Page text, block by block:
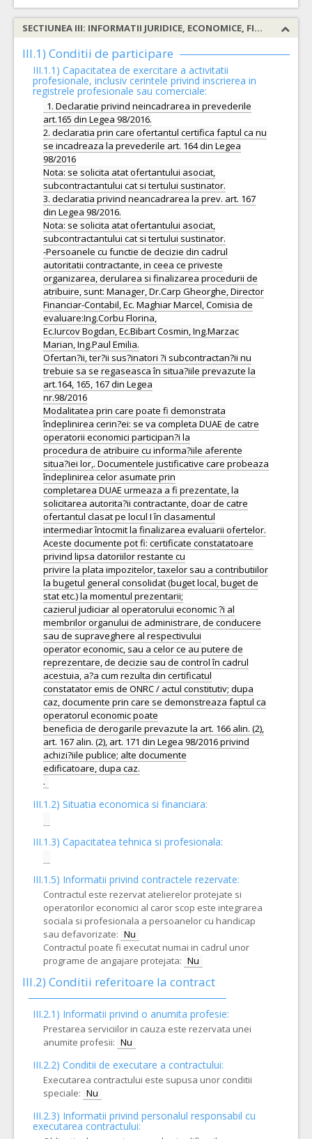
SECTIUNEA III: INFORMATII JURIDICE, ECONOMICE, FINANCIARE SI TEHNICE
III.1) Conditii de participare
III.1.1) Capacitatea de exercitare a activitatii
profesionale, inclusiv cerintele privind inscrierea in
registrele profesionale sau comerciale:
1. Declaratie privind neincadrarea in prevederile
art.165 din Legea 98/2016.
2. declaratia prin care ofertantul certifica faptul ca nu
se incadreaza la prevederile art. 164 din Legea
98/2016
Nota: se solicita atat ofertantului asociat,
subcontractantului cat si tertului sustinator.
3. declaratia privind neancadrarea la prev. art. 167
din Legea 98/2016.
Nota: se solicita atat ofertantului asociat,
subcontractantului cat si tertului sustinator.
-Persoanele cu functie de decizie din cadrul
autoritatii contractante, in ceea ce priveste
organizarea, derularea si finalizarea procedurii de
atribuire, sunt: Manager, Dr.Carp Gheorghe, Director
Financiar-Contabil, Ec. Maghiar Marcel, Comisia de
evaluare:Ing.Corbu Florina,
Ec.Iurcov Bogdan, Ec.Bibart Cosmin, Ing.Marzac
Marian, Ing.Paul Emilia.
Ofertan?ii, ter?ii sus?inatori ?i subcontractan?ii nu
trebuie sa se regaseasca în situa?iile prevazute la
art.164, 165, 167 din Legea
nr.98/2016
Modalitatea prin care poate fi demonstrata
îndeplinirea cerin?ei: se va completa DUAE de catre
operatorii economici participan?i la
procedura de atribuire cu informa?iile aferente
situa?iei lor,. Documentele justificative care probeaza
îndeplinirea celor asumate prin
completarea DUAE urmeaza a fi prezentate, la
solicitarea autorita?ii contractante, doar de catre
ofertantul clasat pe locul I în clasamentul
intermediar întocmit la finalizarea evaluarii ofertelor.
Aceste documente pot fi: certificate constatatoare
privind lipsa datoriilor restante cu
privire la plata impozitelor, taxelor sau a contributiilor
la bugetul general consolidat (buget local, buget de
stat etc.) la momentul prezentarii;
cazierul judiciar al operatorului economic ?i al
membrilor organului de administrare, de conducere
sau de supraveghere al respectivului
operator economic, sau a celor ce au putere de
reprezentare, de decizie sau de control în cadrul
acestuia, a?a cum rezulta din certificatul
constatator emis de ONRC / actul constitutiv; dupa
caz, documente prin care se demonstreaza faptul ca
operatorul economic poate
beneficia de derogarile prevazute la art. 166 alin. (2),
art. 167 alin. (2), art. 171 din Legea 98/2016 privind
achizi?iile publice; alte documente
edificatoare, dupa caz.
III.1.2) Situatia economica si financiara:
III.1.3) Capacitatea tehnica si profesionala:
III.1.5) Informatii privind contractele rezervate:
Contractul este rezervat atelierelor protejate si
operatorilor economici al caror scop este integrarea
sociala si profesionala a persoanelor cu handicap
sau defavorizate: Nu
Contractul poate fi executat numai in cadrul unor
programe de angajare protejata: Nu
III.2) Conditii referitoare la contract
III.2.1) Informatii privind o anumita profesie:
Prestarea serviciilor in cauza este rezervata unei
anumite profesii: Nu
III.2.2) Conditii de executare a contractului:
Executarea contractului este supusa unor conditii
speciale: Nu
III.2.3) Informatii privind personalul responsabil cu
executarea contractului: